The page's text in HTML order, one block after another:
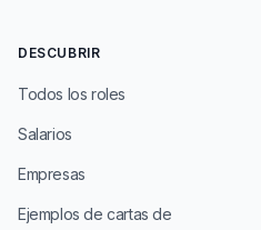
DESCUBRIR
Todos los roles
Salarios
Empresas
Ejemplos de cartas de